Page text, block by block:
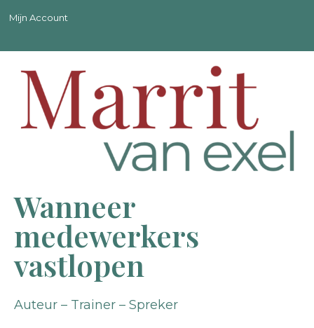
Mijn Account
Wanneer
medewerkers
vastlopen
Auteur – Trainer – Spreker